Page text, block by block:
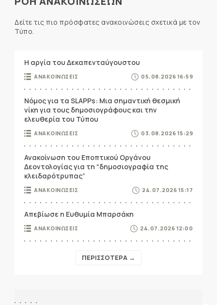
Δείτε τις πιο πρόσφατες ανακοινώσεις σχετικά με τον
Τύπο.
Η αργία του Δεκαπενταύγουστου
ΑΝΑΚΟΙΝΩΣΕΙΣ 05.08.2026 16:59
Νόμος για τα SLAPPs: Μια σημαντική θεσμική
νίκη για τους δημοσιογράφους και την
ελευθερία του Τύπου
ΑΝΑΚΟΙΝΩΣΕΙΣ 03.08.2026 15:29
Ανακοίνωση του Εποπτικού Οργάνου
Δεοντολογίας για τη “δημοσιογραφία της
κλειδαρότρυπας”
ΑΝΑΚΟΙΝΩΣΕΙΣ 24.07.2026 15:17
Απεβίωσε η Ευθυμία Μπαρσάκη
ΑΝΑΚΟΙΝΩΣΕΙΣ 24.07.2026 12:00
ΠΕΡΙΣΣΟΤΕΡΑ →